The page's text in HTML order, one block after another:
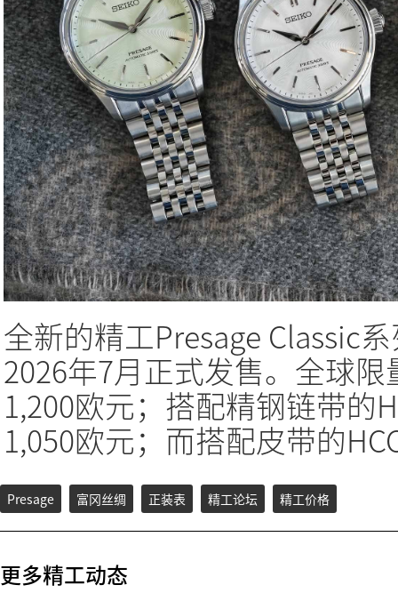
全新的精工Presage Classic
2026年7月正式发售。全球限
1,200欧元；搭配精钢链带的
1,050欧元；而搭配皮带的
Presage 富冈丝绸 正装表 精工论坛 精工价格
更多精工动态